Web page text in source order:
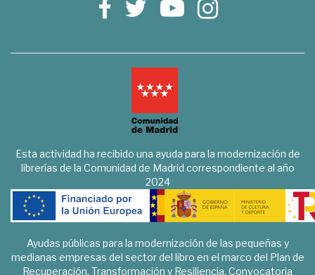
Esta actividad ha recibido una ayuda para la modernización de
librerías de la Comunidad de Madrid correspondiente al año
2024
Ayudas públicas para la modernización de las pequeñas y
medianas empresas del sector del libro en el marco del Plan de
Recuperación, Transformación y Resiliencia. Convocatoria